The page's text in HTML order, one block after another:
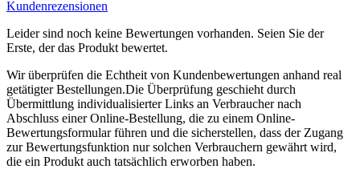
Kundenrezensionen
Leider sind noch keine Bewertungen vorhanden. Seien Sie der
Erste, der das Produkt bewertet.
Wir überprüfen die Echtheit von Kundenbewertungen anhand real
getätigter Bestellungen.Die Überprüfung geschieht durch
Übermittlung individualisierter Links an Verbraucher nach
Abschluss einer Online-Bestellung, die zu einem Online-
Bewertungsformular führen und die sicherstellen, dass der Zugang
zur Bewertungsfunktion nur solchen Verbrauchern gewährt wird,
die ein Produkt auch tatsächlich erworben haben.